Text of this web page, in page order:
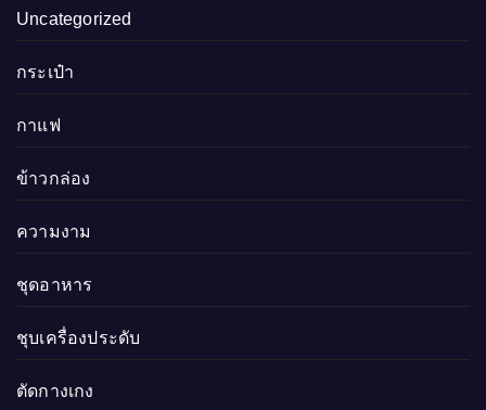
Uncategorized
กระเป๋า
กาแฟ
ข้าวกล่อง
ความงาม
ชุดอาหาร
ชุบเครื่องประดับ
ตัดกางเกง